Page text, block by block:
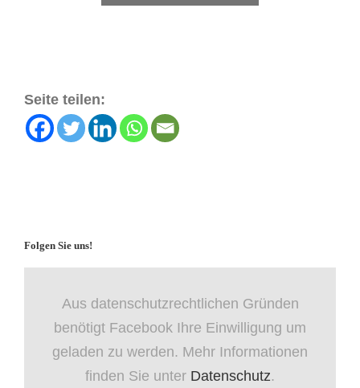
Seite teilen:
Folgen Sie uns!
Aus datenschutzrechtlichen Gründen
benötigt Facebook Ihre Einwilligung um
geladen zu werden. Mehr Informationen
finden Sie unter Datenschutz.